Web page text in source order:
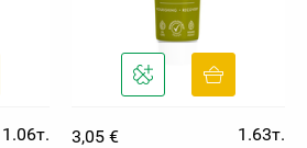
1.06т.
3,05 €
1.63т.